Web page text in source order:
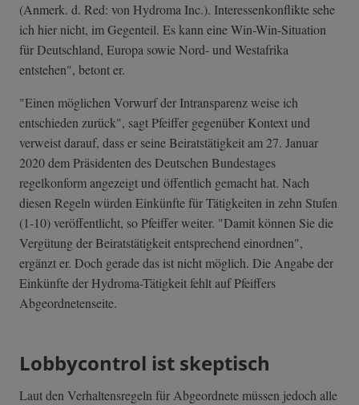
(Anmerk. d. Red: von Hydroma Inc.). Interessenkonflikte sehe
ich hier nicht, im Gegenteil. Es kann eine Win-Win-Situation
für Deutschland, Europa sowie Nord- und Westafrika
entstehen", betont er.
"Einen möglichen Vorwurf der Intransparenz weise ich
entschieden zurück", sagt Pfeiffer gegenüber Kontext und
verweist darauf, dass er seine Beiratstätigkeit am 27. Januar
2020 dem Präsidenten des Deutschen Bundestages
regelkonform angezeigt und öffentlich gemacht hat. Nach
diesen Regeln würden Einkünfte für Tätigkeiten in zehn Stufen
(1-10) veröffentlicht, so Pfeiffer weiter. "Damit können Sie die
Vergütung der Beiratstätigkeit entsprechend einordnen",
ergänzt er. Doch gerade das ist nicht möglich. Die Angabe der
Einkünfte der Hydroma-Tätigkeit fehlt auf Pfeiffers
Abgeordnetenseite.
Lobbycontrol ist skeptisch
Laut den Verhaltensregeln für Abgeordnete müssen jedoch alle